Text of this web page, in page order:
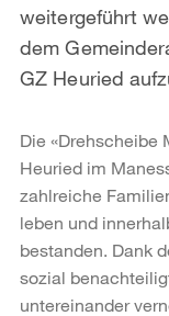
weitergeführt
dem
GZ Heuried
Die «Drehscheibe
Heuried im
zahlreiche
leben und
bestanden. Dank
sozial
untereinander